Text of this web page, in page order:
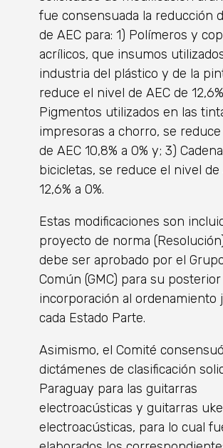
fue consensuada la reducción
de AEC para: 1) Polímeros y
acrílicos, que insumos
industria del plástico y de la
reduce el nivel de AEC de
Pigmentos utilizados en las
impresoras a chorro, se
de AEC 10,8% a 0% y; 3)
bicicletas, se reduce el nivel de
12,6% a 0%.
Estas modificaciones son
proyecto de norma
debe ser aprobado por el
Común (GMC) para su posterior
incorporación al ordenamiento
cada Estado Parte.
Asimismo, el Comité
dictámenes de clasificación
Paraguay para las guitarras
electroacústicas y guitarras
electroacústicas, para lo cual